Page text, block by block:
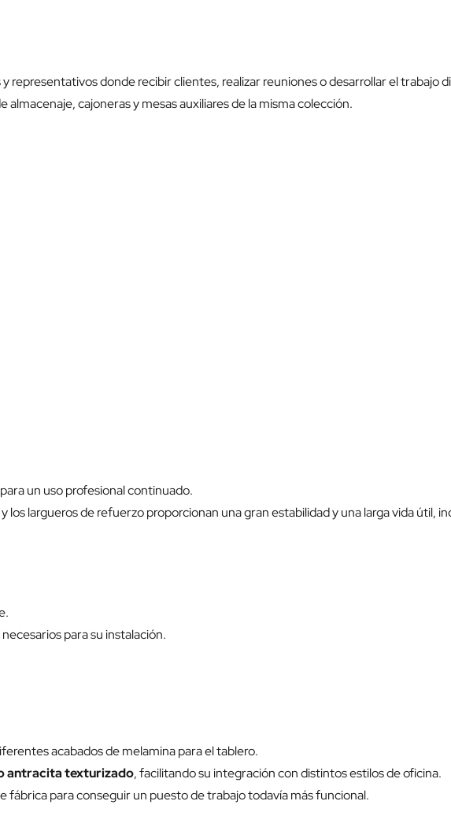
representativos donde recibir clientes, realizar reuniones o desarrollar el trabajo
cajoneras y mesas auxiliares de la misma colección.
un uso profesional continuado.
largueros de refuerzo proporcionan una gran estabilidad y una larga vida útil,
para su instalación.
acabados de melamina para el tablero.
antracita texturizado, facilitando su integración con distintos estilos de oficina.
para conseguir un puesto de trabajo todavía más funcional.